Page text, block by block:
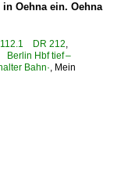
Oehna ein. Oehna
112.1 DR 212,
Berlin Hbf tief –
Bahn·, Mein